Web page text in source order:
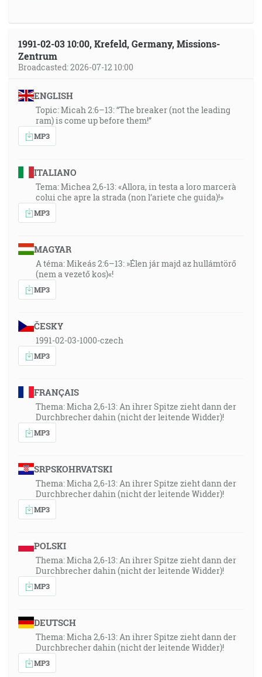
1991-02-03 10:00, Krefeld, Germany, Missions-
Zentrum
Broadcasted: 2026-07-12 10:00
ENGLISH
Topic: Micah 2:6–13: “The breaker (not the leading
ram) is come up before them!”
MP3
ITALIANO
Tema: Michea 2,6-13: «Allora, in testa a loro marcerà
colui che apre la strada (non l’ariete che guida)!»
MP3
MAGYAR
A téma: Mikeás 2:6–13: »Élen jár majd az hullámtörő
(nem a vezető kos)«!
MP3
ČESKY
1991-02-03-1000-czech
MP3
FRANÇAIS
Thema: Micha 2,6-13: An ihrer Spitze zieht dann der
Durchbrecher dahin (nicht der leitende Widder)!
MP3
SRPSKOHRVATSKI
Thema: Micha 2,6-13: An ihrer Spitze zieht dann der
Durchbrecher dahin (nicht der leitende Widder)!
MP3
POLSKI
Thema: Micha 2,6-13: An ihrer Spitze zieht dann der
Durchbrecher dahin (nicht der leitende Widder)!
MP3
DEUTSCH
Thema: Micha 2,6-13: An ihrer Spitze zieht dann der
Durchbrecher dahin (nicht der leitende Widder)!
MP3